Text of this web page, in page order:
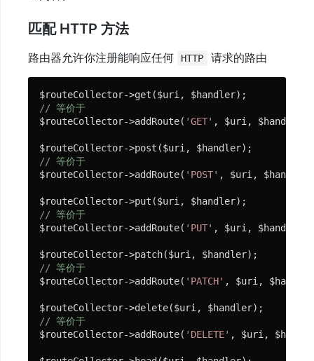
匹配 HTTP 方法
路由器允许你注册能响应任何 HTTP 请求的路由
// 等价于
$routeCollector->addRoute( 'GET' , $uri, $handler);
// 等价于
$routeCollector->addRoute( 'POST' , $uri,
// 等价于
$routeCollector->addRoute( 'PUT' , $uri, $handler);
// 等价于
$routeCollector->addRoute( 'PATCH' , $uri,
// 等价于
$routeCollector->addRoute( 'DELETE' , $uri,